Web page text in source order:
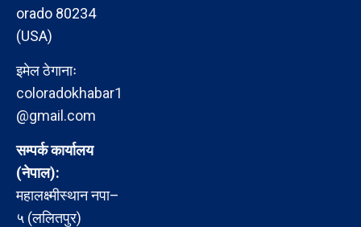
orado 80234
(USA)
इमेल ठेगानाः
coloradokhabar1
@gmail.com
सम्पर्क कार्यालय
(नेपाल):
महालक्ष्मीस्थान नपा–
५ (ललितपुर)